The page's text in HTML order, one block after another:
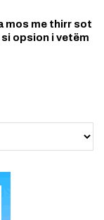
mos me thirr sot
opsion i vetëm